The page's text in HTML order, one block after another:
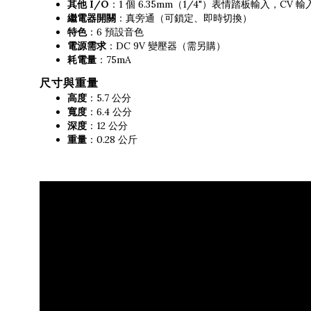
其他 I/O ：1 個 6.35mm（1/4"）表情踏板輸入，CV 輸
繼電器開關 ：真旁通（可鎖定、即時切換）
特色：6 預設音色
電源需求 ：DC 9V 變壓器（需另購）
耗電量 ：75mA
尺寸與重量
高度 ：5.7 公分
寬度 ：6.4 公分
深度 ：12 公分
重量 ：0.28 公斤